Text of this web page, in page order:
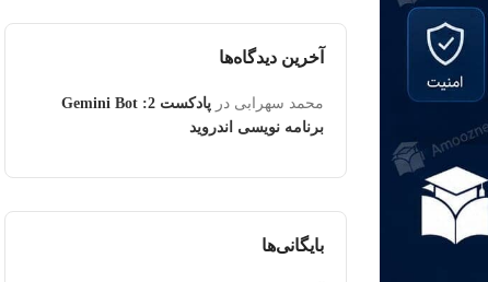
آخرین دیدگاه‌ها
محمد سهرابی در
پادکست 2: Gemini Bot
برنامه نویسی اندروید
بایگانی‌ها